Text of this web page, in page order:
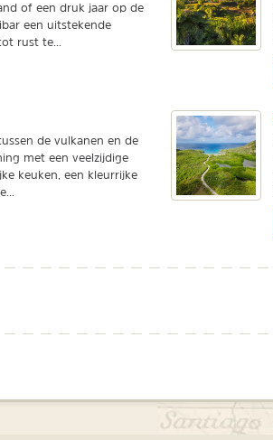
of een druk jaar op de
een uitstekende
rust te...
de vulkanen en de
met een veelzijdige
keuken, een kleurrijke